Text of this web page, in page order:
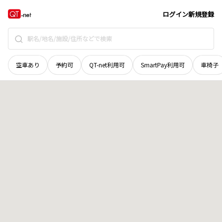
ログイン新規登録
空車あり 予約可 QT-net利用可 SmartPay利用可 車椅子
岡山県